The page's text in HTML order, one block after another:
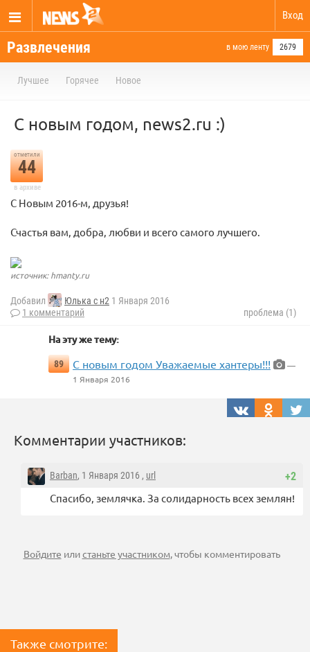
Вход
Развлечения в мою ленту 2679
Лучшее Горячее Новое
С новым годом, news2.ru :)
отметили
44
в архиве
С Новым 2016-м, друзья!
Счастья вам, добра, любви и всего самого лучшего.
источник: hmanty.ru
Добавил Юлька с н2 1 Января 2016
1 комментарий
проблема (1)
На эту же тему:
89 С новым годом Уважаемые хантеры!!!
—
1 Января 2016
Комментарии участников:
+2
Barban, 1 Января 2016 , url
Спасибо, землячка. За солидарность всех землян!
Войдите илистаньте участником, чтобы комментировать
Также смотрите: